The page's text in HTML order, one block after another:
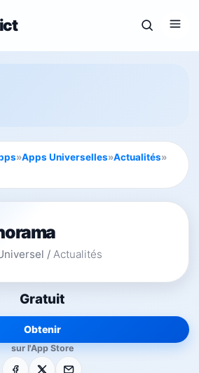
»Apps Universelles»Actualités»
/ Actualités
Gratuit
Obtenir
sur l'App Store
Facebook E-mail